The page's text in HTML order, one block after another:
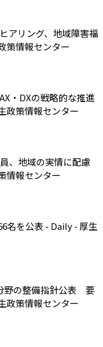
アリング、地域障害福
策情報センター
・DXの戦略的な推進
政策情報センター
、地域の実情に配慮
情報センター
名を公表 - Daily - 厚生
野の整備指針公表 要
政策情報センター